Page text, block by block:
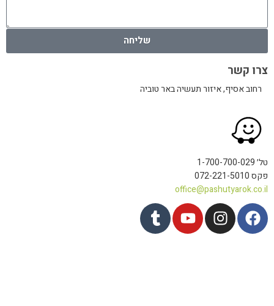
שליחה
צרו קשר
רחוב אסיף, איזור תעשיה באר טוביה
טל׳ 1-700-700-029
פקס 072-221-5010
office@pashutyarok.co.il